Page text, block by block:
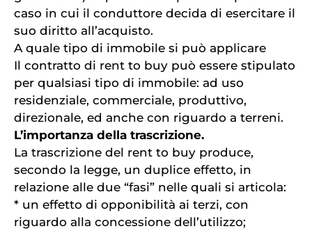
caso in cui il conduttore decida di esercitare il
suo diritto all’acquisto.
A quale tipo di immobile si può applicare
Il contratto di rent to buy può essere stipulato
per qualsiasi tipo di immobile: ad uso
residenziale, commerciale, produttivo,
direzionale, ed anche con riguardo a terreni.
L’importanza della trascrizione.
La trascrizione del rent to buy produce,
secondo la legge, un duplice effetto, in
relazione alle due “fasi” nelle quali si articola:
* un effetto di opponibilità ai terzi, con
riguardo alla concessione dell’utilizzo;